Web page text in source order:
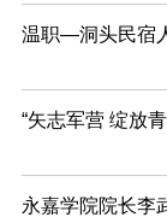
温职—洞头民宿
永嘉学院院长李